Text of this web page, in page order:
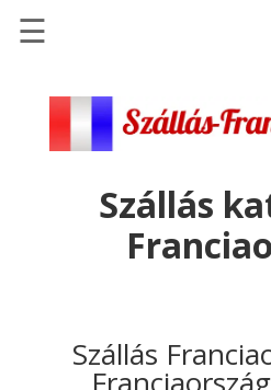
Szállások
Repülőjegy
pénzvisszatérítéssel
Discover
Cars
☰
Szállás
Szállás